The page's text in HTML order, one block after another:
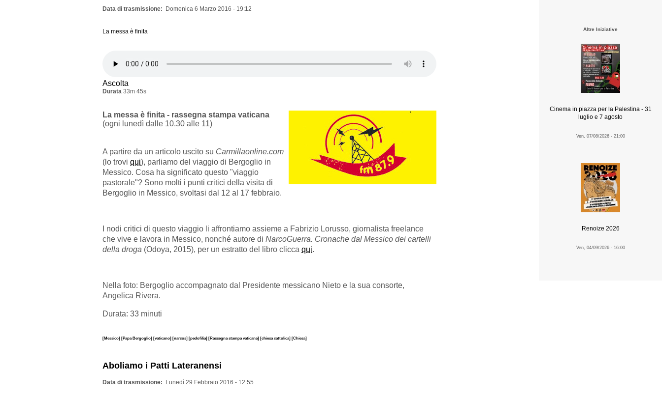
Data di trasmissione Domenica 6 Marzo 2016 - 19:12
La messa è finita
Ascolta
Durata 33m 45s
La messa è finita - rassegna stampa vaticana
(ogni lunedì dalle 10.30 alle 11)
A partire da un articolo uscito su Carmillaonline.com
(lo trovi qui), parliamo del viaggio di Bergoglio in
Messico. Cosa ha significato questo "viaggio
pastorale"? Sono molti i punti critici della visita di
Bergoglio in Messico, svoltasi dal 12 al 17 febbraio.
I nodi critici di questo viaggio li affrontiamo assieme a Fabrizio Lorusso, giornalista freelance
che vive e lavora in Messico, nonché autore di NarcoGuerra. Cronache dal Messico dei cartelli
della droga (Odoya, 2015), per un estratto del libro clicca qui.
Nella foto: Bergoglio accompagnato dal Presidente messicano Nieto e la sua consorte,
Angelica Rivera.
Durata: 33 minuti
[Messico] [Papa Bergoglio] [vaticano] [narcos] [pedofilia] [Rassegna stampa vaticana] [chiesa cattolica] [Chiesa]
Aboliamo i Patti Lateranensi
Data di trasmissione Lunedì 29 Febbraio 2016 - 12:55
Altre Iniziative
Cinema in piazza per la Palestina - 31
luglio e 7 agosto
Ven, 07/08/2026 - 21:00
Renoize 2026
Ven, 04/09/2026 - 16:00